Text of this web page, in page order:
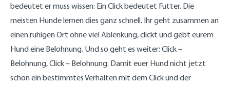
bedeutet er muss wissen: Ein Click bedeutet Futter. Die
meisten Hunde lernen dies ganz schnell. Ihr geht zusammen an
einen ruhigen Ort ohne viel Ablenkung, clickt und gebt eurem
Hund eine Belohnung. Und so geht es weiter: Click –
Belohnung, Click – Belohnung. Damit euer Hund nicht jetzt
schon ein bestimmtes Verhalten mit dem Click und der